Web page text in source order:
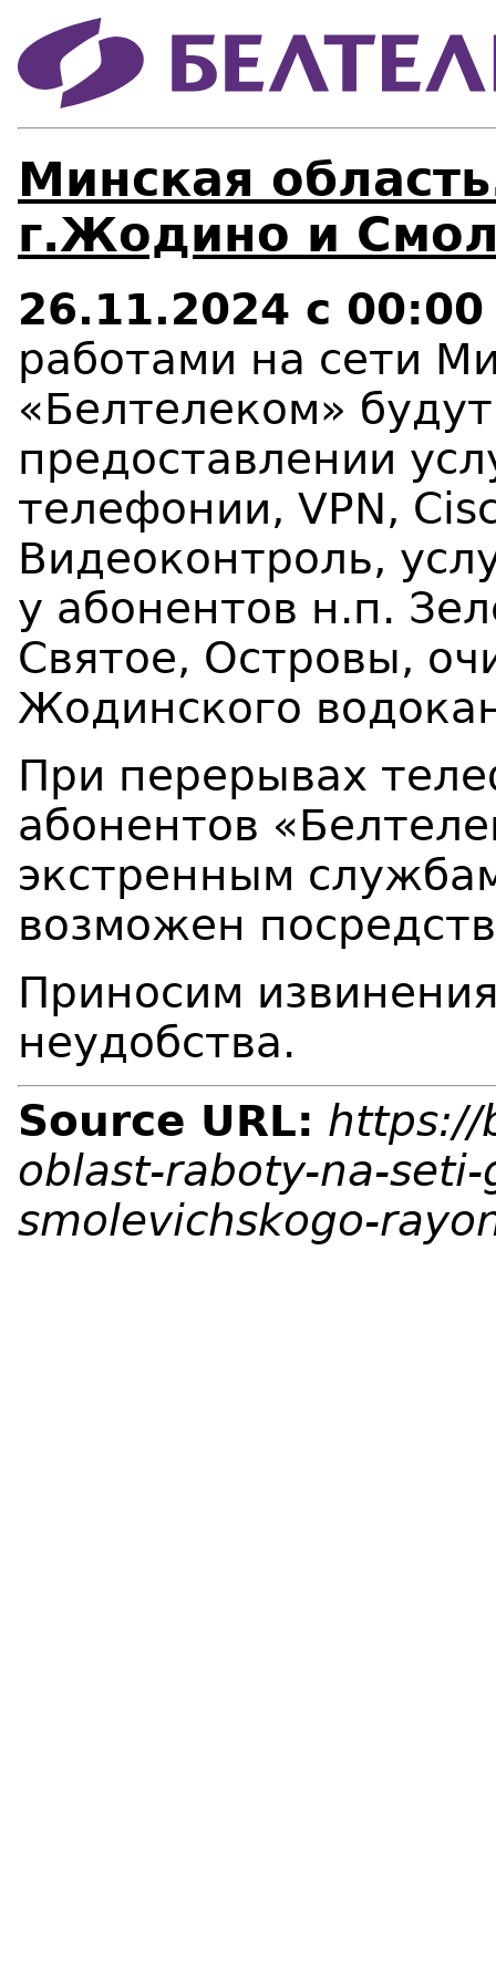
Минская
г.Жодино и
26.11.2024 с
работами на сети
«Белтелеком»
предоставлении
телефонии, VPN,
Видеоконтроль,
у абонентов н.п.
Святое, Островы,
Жодинского
При перерывах
абонентов
экстренным
возможен
Приносим
неудобства.
Source URL: https://
oblast-raboty-na-
smolevichskogo-